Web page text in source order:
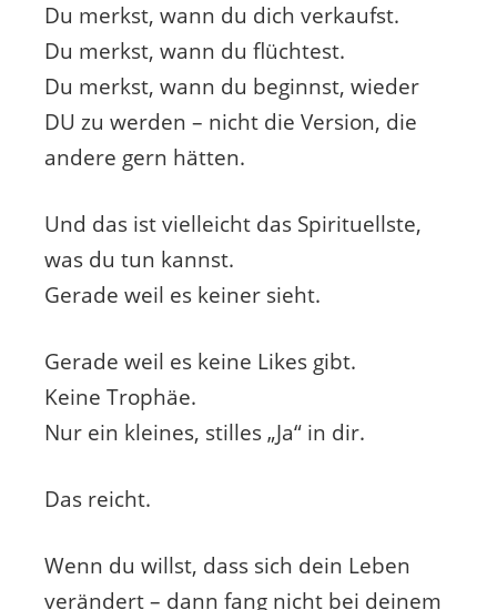
Du merkst, wann du dich verkaufst.
Du merkst, wann du flüchtest.
Du merkst, wann du beginnst, wieder
DU zu werden – nicht die Version, die
andere gern hätten.
Und das ist vielleicht das Spirituellste,
was du tun kannst.
Gerade weil es keiner sieht.
Gerade weil es keine Likes gibt.
Keine Trophäe.
Nur ein kleines, stilles „Ja“ in dir.
Das reicht.
Wenn du willst, dass sich dein Leben
verändert – dann fang nicht bei deinem